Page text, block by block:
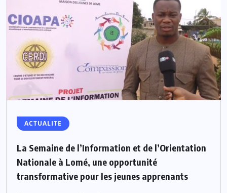
ACTUALITE
La Semaine de l’Information et de l’Orientation
Nationale à Lomé, une opportunité
transformative pour les jeunes apprenants